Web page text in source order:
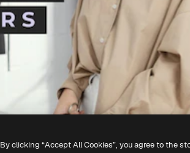
By clicking “Accept All Cookies”, you agree to the